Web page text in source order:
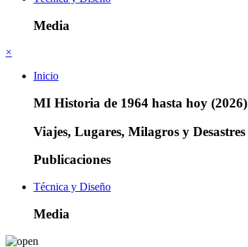
Media
×
Inicio
MI Historia de 1964 hasta hoy (2026)
Viajes, Lugares, Milagros y Desastres
Publicaciones
Técnica y Diseño
Media